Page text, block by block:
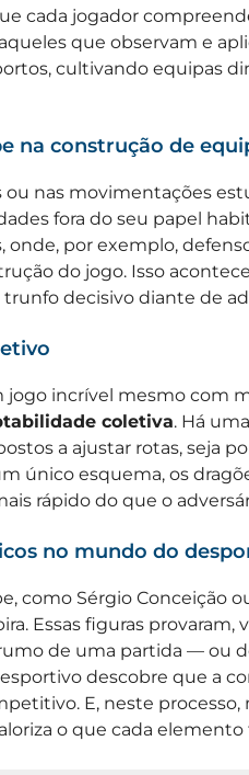
cada jogador
que observam e
cultivando equipas
na construção de
nas movimentações
fora do seu papel
por exemplo,
do jogo. Isso
decisivo diante de
incrível mesmo com
coletiva. Há
a ajustar rotas, seja
único esquema, os
rápido do que o
no mundo do
como Sérgio Conceição
Essas figuras provaram,
de uma partida — ou
descobre que a
E, neste processo,
o que cada